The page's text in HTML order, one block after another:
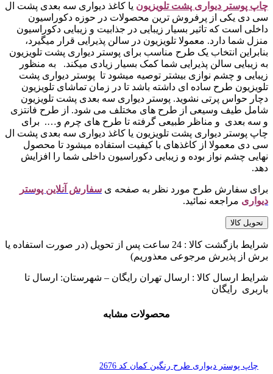
چاپ پوستر دیواری پشت تلویزیون یا کاغذ دیواری سه بعدی پشت ال
سی دی یکی از پرفروش ترین محصولات در حوزه دکوراسیون
داخلی است که تاثیر بسیار زیبایی در جذابیت و زیبایی دکوراسیون
منزل شما دارد. معمولا تلویزیون در سالن پذیرایی قرار میگیرد،
بنابراین انتخاب یک طرح مناسب برای پوستر دیواری پشت تلویزیون
به زیبایی سالن پذیرایی شما کمک بسیار زیادی میکند. به منظور
زیبایی و چشم نوازی بیشتر توصیه میشود تا پوستر دیواری پشت
تلویزیون طرح ساده ای داشته باشد تا در زمان تماشای تلویزیون
دچار حواس پرتی نشوید. پوستر دیواری سه بعدی پشت تلویزیون
شامل طیف وسیعی از طرح های مختلف می شود. از طرح فانتزی
و سه بعدی و مناظر طبیعی گرفته تا طرح های چرم و…. برای
چاپ پوستر دیواری پشت تلویزیون یا کاغذ دیواری سه بعدی پشت ال
سی دی معمولا از کاغذهای با کیفیت استفاده میشود تا محصول
نهایی چشم نواز بوده و زیبایی دکوراسیون داخلی شما را افزایش
دهد.
برای سفارش طرح مورد نظر به صفحه ی سفارش آنلاین پوستر
دیواری مراجعه نمائید.
تحویل کالا
شرایط بازگشت کالا : 24 ساعت پس از تحویل (در صورت استفاده یا
برش از پذیرش مرجوعی معذوریم)
شرایط ارسال کالا : ارسال تهران رایگان – شهرستان: ارسال تا
باربری رایگان
محصولات مشابه
چاپ پوستر دیواری طرح رنگین کمان کد 2676